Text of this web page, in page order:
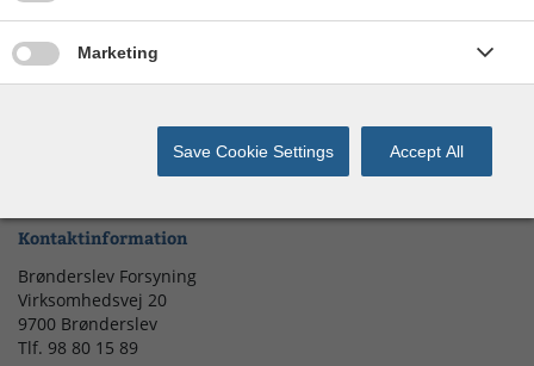
Nyttige Links
Forsyningen på YouTube
Kontaktinformation
Brønderslev Forsyning
Virksomhedsvej 20
9700 Brønderslev
Tlf. 98 80 15 89
Marketing
Give permission for Marketing cookies
Save Cookie Settings Accept All